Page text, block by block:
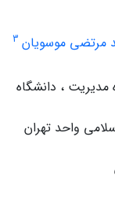
مرتضی موسویان 3
، دانشگاه
واحد تهران